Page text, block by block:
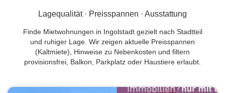
Lagequalität · Preisspannen · Ausstattung
Finde Mietwohnungen in Ingolstadt gezielt nach Stadtteil
und ruhiger Lage. Wir zeigen aktuelle Preisspannen
(Kaltmiete), Hinweise zu Nebenkosten und filtern
provisionsfrei, Balkon, Parkplatz oder Haustiere erlaubt.